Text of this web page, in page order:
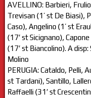
AVELLINO: Barbieri,
Trevisan (1’ st De Biasi),
Caso), Angelino (1’ st
(17′ st Sicignano),
(17′ st Biancolino). A
Molino
PERUGIA: Cataldo, Pelli,
st Tardani), Santillo,
Raffaelli (31′ st